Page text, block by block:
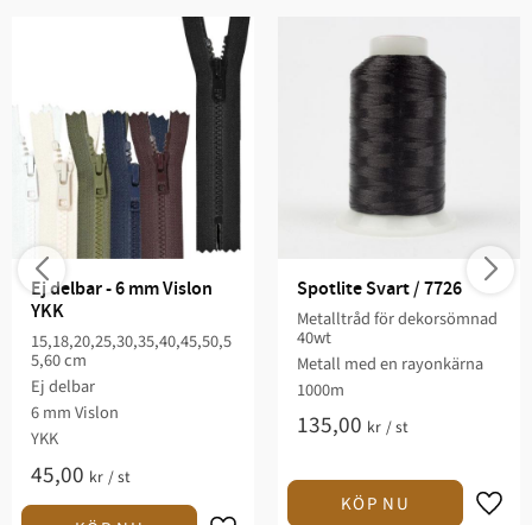
Ej delbar - 6 mm Vislon
YKK
15,18,20,25,30,35,40,45,50,5
5,60 cm
Ej delbar
6 mm Vislon
YKK
45,00 kr /st
Spotlite Svart / 7726
Metalltråd för dekorsömnad
40wt
Metall med en rayonkärna
1000m
135,00 kr /st